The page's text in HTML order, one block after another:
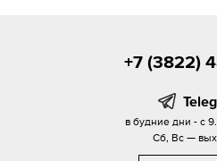
+7 (3822)
в будние дни - с
Сб, Вс —